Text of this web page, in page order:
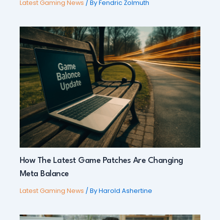
Latest Gaming News / ByFendric Zolmuth
How The Latest Game Patches Are Changing
Meta Balance
Latest Gaming News / ByHarold Ashertine